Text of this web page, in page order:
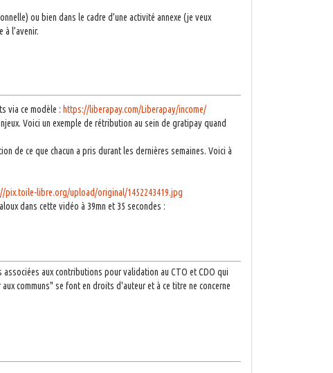
ou bien dans le cadre d’une activité annexe (je veux
l’avenir.
via ce modèle : https://liberapay.com/Liberapay/income/
Voici un exemple de rétribution au sein de gratipay quand
de ce que chacun a pris durant les dernières semaines. Voici à
pix.toile-libre.org/upload/original/1452243419.jpg
dans cette vidéo à 39mn et 35 secondes :
aux contributions pour validation au CTO et CDO qui
communs" se font en droits d'auteur et à ce titre ne concerne